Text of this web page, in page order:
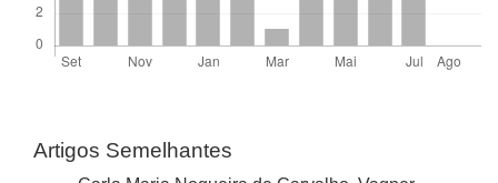
Artigos Semelhantes